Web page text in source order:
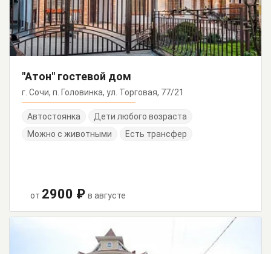
"Атон" гостевой дом
г. Сочи, п. Головинка, ул. Торговая, 77/21
Автостоянка
Дети любого возраста
Можно с животными
Есть трансфер
от 2900 ₽ в августе